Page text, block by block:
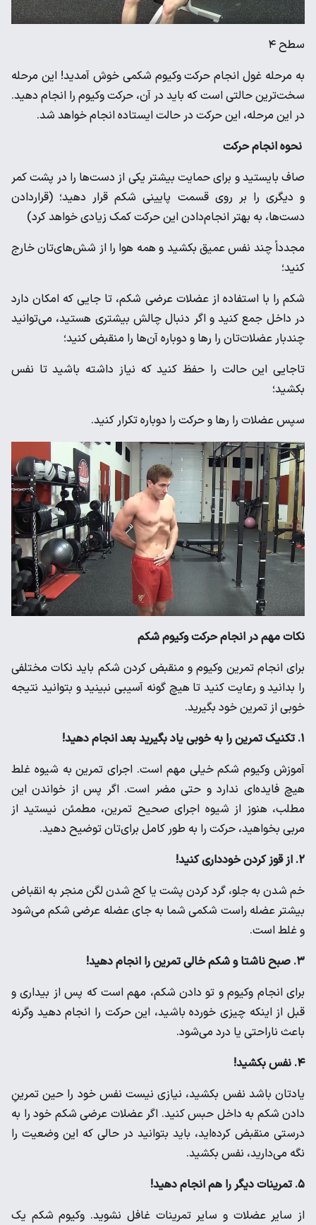
سطح ۴
به مرحله غول انجام حرکت وکیوم شکمی خوش آمدید! این مرحله
سخت‌ترین حالتی است که باید در آن، حرکت وکیوم را انجام دهید.
در این مرحله، این حرکت در حالت ایستاده انجام خواهد شد.
نحوه انجام حرکت
صاف بایستید و برای حمایت بیشتر یکی از دست‌ها را در پشت کمر
و دیگری را بر روی قسمت پایینی شکم قرار دهید؛ (قراردادن
دست‌ها، به بهتر انجام‌دادن این حرکت کمک زیادی خواهد کرد)
مجدداً چند نفس عمیق بکشید و همه هوا را از شش‌های‌تان خارج
کنید؛
شکم را با استفاده از عضلات عرضی شکم، تا جایی که امکان دارد
در داخل جمع کنید و اگر دنبال چالش بیشتری هستید، می‌توانید
چندبار عضلات‌تان را رها و دوباره آن‌ها را منقبض کنید؛
تاجایی این حالت را حفظ کنید که نیاز داشته باشید تا نفس
بکشید؛
سپس عضلات را رها و حرکت را دوباره تکرار کنید.
نکات مهم در انجام حرکت وکیوم شکم
برای انجام تمرین وکیوم و منقبض کردن شکم باید نکات مختلفی
را بدانید و رعایت کنید تا هیچ گونه آسیبی نبینید و بتوانید نتیجه
خوبی از تمرین خود بگیرید.
۱. تکنیک تمرین را به خوبی یاد بگیرید بعد انجام دهید!
آموزش وکیوم شکم خیلی مهم است. اجرای تمرین به شیوه غلط
هیچ فایده‌ای ندارد و حتی مضر است. اگر پس از خواندن این
مطلب، هنوز از شیوه اجرای صحیح تمرین، مطمئن نیستید از
مربی بخواهید، حرکت را به طور کامل برای‌تان توضیح دهید.
۲. از قوز کردن خودداری کنید!
خم شدن به جلو، گرد کردن پشت یا کج شدن لگن منجر به انقباض
بیشتر عضله راست شکمی شما به جای عضله عرضی شکم می‌شود
و غلط است.
۳. صبح ناشتا و شکم خالی تمرین را انجام دهید!
برای انجام وکیوم و تو دادن شکم، مهم است که پس از بیداری و
قبل از اینکه چیزی خورده باشید، این حرکت را انجام دهید وگرنه
باعث ناراحتی یا درد می‌شود.
۴. نفس بکشید!
یادتان باشد نفس بکشید، نیازی نیست نفس خود را حین تمرینِ
دادن شکم به داخل حبس کنید. اگر عضلات عرضی شکم خود را به
درستی منقبض کرده‌اید، باید بتوانید در حالی که این وضعیت را
نگه می‌دارید، نفس بکشید.
۵. تمرینات دیگر را هم انجام دهید!
از سایر عضلات و سایر تمرینات غافل نشوید. وکیوم شکم یک